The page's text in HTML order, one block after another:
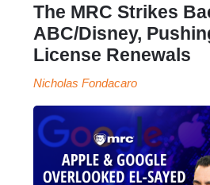
The MRC Strikes
ABC/Disney,
License Renewals
Nicholas Fondacaro